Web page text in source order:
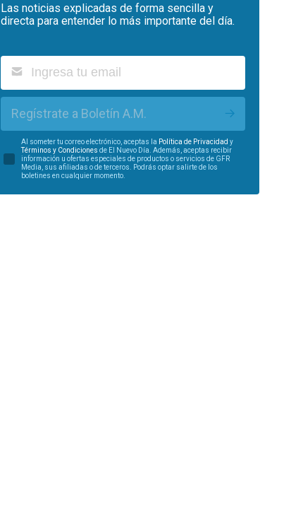
Las noticias explicadas de forma sencilla y
directa para entender lo más importante del día.
Regístrate a Boletín A.M.
Al someter tu correo electrónico, aceptas la Política de Privacidad y
Términos y Condiciones de El Nuevo Día. Además, aceptas recibir
información u ofertas especiales de productos o servicios de GFR
Media, sus afiliadas o de terceros. Podrás optar salirte de los
boletines en cualquier momento.